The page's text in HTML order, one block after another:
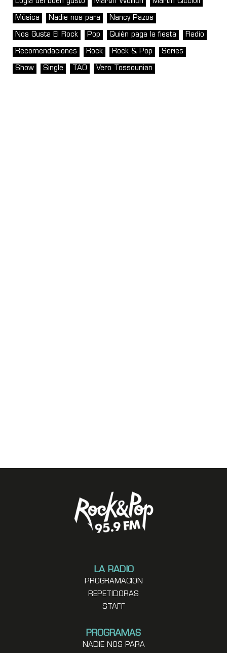
Música Nadie nos para Nancy Pazos
Nos Gusta El Rock Pop Quién paga la fiesta Radio
Recomendaciones Rock Rock & Pop Series
Show Single TAO Vero Tossounian
LA RADIO
PROGRAMACION
REPETIDORAS
STAFF
PROGRAMAS
NADIE NOS PARA